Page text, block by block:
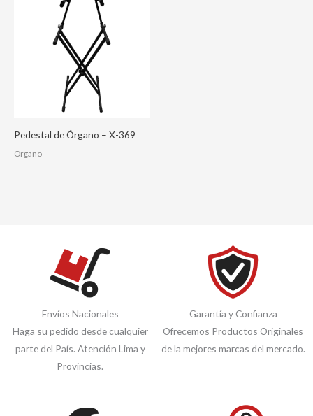
Pedestal de Órgano – X-369
Organo
Envíos Nacionales
Haga su pedido desde cualquier
parte del País. Atención Lima y
Provincias.
Garantía y Confianza
Ofrecemos Productos Originales
de la mejores marcas del mercado.